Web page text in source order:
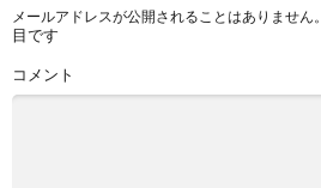
メールアドレスが公開されることはありません。
目です
コメント